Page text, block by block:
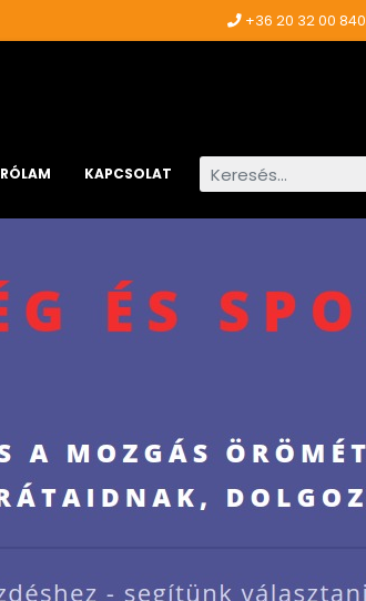
+36 20 32 00 840
RÓLAM KAPCSOLAT Keresés...